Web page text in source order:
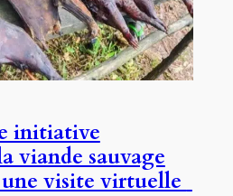
initiative
viande sauvage
visite virtuelle